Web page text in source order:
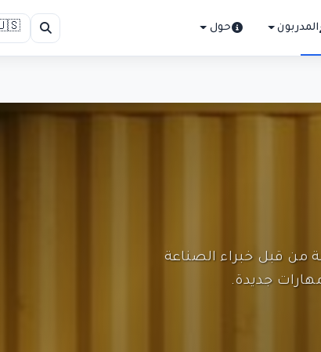
المدربون حول
قبل خبراء الصناعة
جديدة.